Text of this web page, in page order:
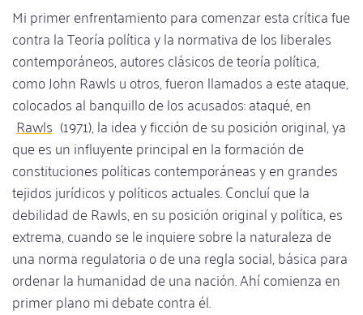
Mi primer enfrentamiento para comenzar esta crítica fue
contra la Teoría política y la normativa de los liberales
contemporáneos, autores clásicos de teoría política,
como John Rawls u otros, fueron llamados a este ataque,
colocados al banquillo de los acusados: ataqué, en
Rawls (1971), la idea y ficción de su posición original, ya
que es un influyente principal en la formación de
constituciones políticas contemporáneas y en grandes
tejidos jurídicos y políticos actuales. Concluí que la
debilidad de Rawls, en su posición original y política, es
extrema, cuando se le inquiere sobre la naturaleza de
una norma regulatoria o de una regla social, básica para
ordenar la humanidad de una nación. Ahí comienza en
primer plano mi debate contra él.